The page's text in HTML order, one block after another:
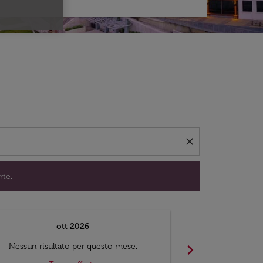
close
trovare offerte.
ott 2026
Nessun risultato per questo mese.
chevron_right